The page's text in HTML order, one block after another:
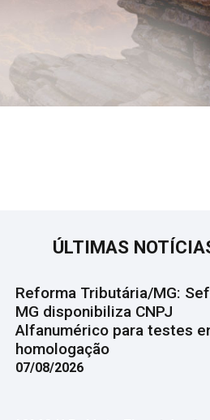
ÚLTIMAS
Reforma Tributária/MG:
MG disponibiliza CNPJ
Alfanumérico para testes
homologação
07/08/2026